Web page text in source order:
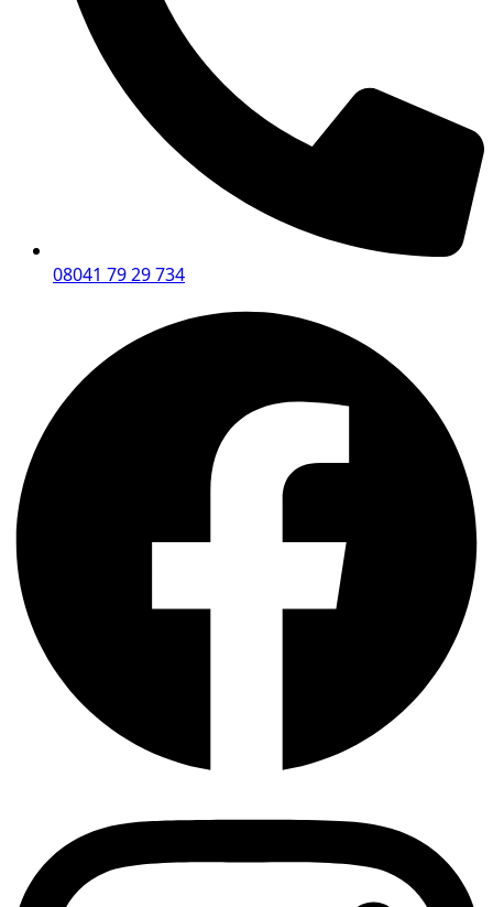
08041 79 29 734